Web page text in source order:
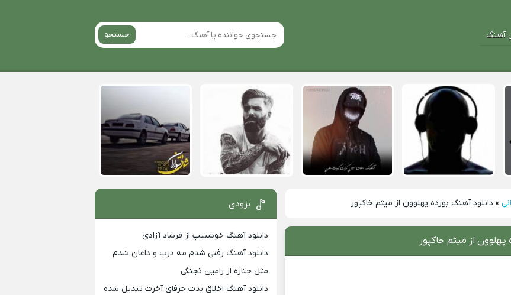
آهنگ جستجو
» دانلود آهنگ بورده پهلوون از میثم خاکپور
پهلوون از میثم خاکپور
بزودی
دانلود آهنگ خوشتیپ از فرشاد آزادی
دانلود آهنگ رفتی شدم مه درب و داغان شدم
مثل جنازه از رامین تجنگی
دانلود آهنگ اخلاق بدت حرفای آخرت تبدیل شده